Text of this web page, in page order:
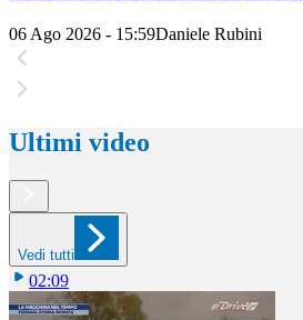
06 Ago 2026 - 15:59Daniele Rubini
Ultimi video
Vedi tutti
02:09